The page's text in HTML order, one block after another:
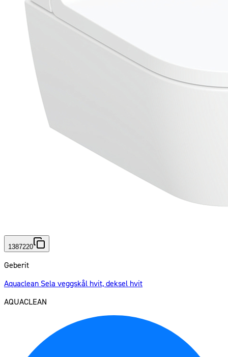
1387220
Geberit
Aquaclean Sela veggskål hvit, deksel hvit
AQUACLEAN